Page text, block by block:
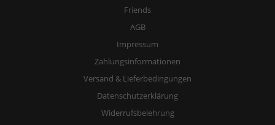
Friends
AGB
Impressum
Zahlungsinformationen
Versand & Lieferbedingungen
Datenschutzerklärung
Widerrufsbelehrung